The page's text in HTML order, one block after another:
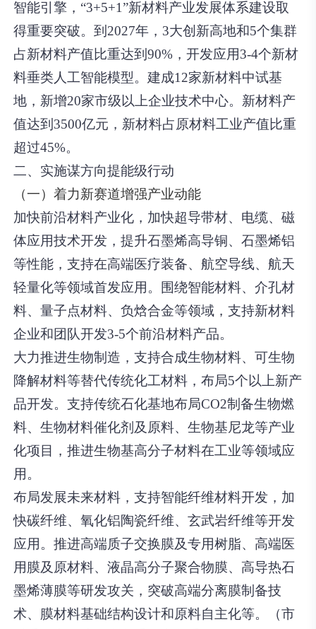
智能引擎，“3+5+1”新材料产业发展体系建设取
得重要突破。到2027年，3大创新高地和5个集群
占新材料产值比重达到90%，开发应用3-4个新材
料垂类人工智能模型。建成12家新材料中试基
地，新增20家市级以上企业技术中心。新材料产
值达到3500亿元，新材料占原材料工业产值比重
超过45%。
二、实施谋方向提能级行动
（一）着力新赛道增强产业动能
加快前沿材料产业化，加快超导带材、电缆、磁
体应用技术开发，提升石墨烯高导铜、石墨烯铝
等性能，支持在高端医疗装备、航空导线、航天
轻量化等领域首发应用。围绕智能材料、介孔材
料、量子点材料、负焓合金等领域，支持新材料
企业和团队开发3-5个前沿材料产品。
大力推进生物制造，支持合成生物材料、可生物
降解材料等替代传统化工材料，布局5个以上新产
品开发。支持传统石化基地布局CO2制备生物燃
料、生物材料催化剂及原料、生物基尼龙等产业
化项目，推进生物基高分子材料在工业等领域应
用。
布局发展未来材料，支持智能纤维材料开发，加
快碳纤维、氧化铝陶瓷纤维、玄武岩纤维等开发
应用。推进高端质子交换膜及专用树脂、高端医
用膜及原材料、液晶高分子聚合物膜、高导热石
墨烯薄膜等研发攻关，突破高端分离膜制备技
术、膜材料基础结构设计和原料自主化等。（市